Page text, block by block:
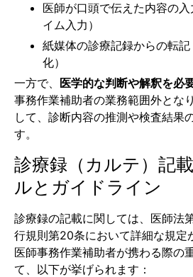
医師が口頭で伝えた内容の
イム入力）
紙媒体の診療記録からの転
化）
一方で、 医学的な判断や解釈を必
事務作業補助者の業務範囲外とな
して、診断内容の推測や検査結果
す。
診療録（カルテ）記
ルとガイドライン
診療録の記載に関しては、医師法
行規則第20条において詳細な規定
医師事務作業補助者が携わる際の
て、以下が挙げられます：